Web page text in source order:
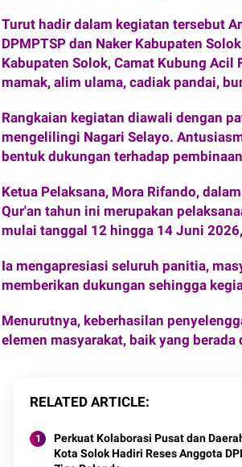
‎Turut hadir dalam kegiatan tersebut
DPMPTSP dan Naker Kabupaten
Kabupaten Solok, Camat Kubung
mamak, alim ulama, cadiak pandai,
‎Rangkaian kegiatan diawali dengan
mengelilingi Nagari Selayo.
bentuk dukungan terhadap
‎Ketua Pelaksana, Mora Rifando,
Qur'an tahun ini merupakan
mulai tanggal 12 hingga 14 Juni
‎Ia mengapresiasi seluruh panitia,
memberikan dukungan sehingga
Menurutnya, keberhasilan
elemen masyarakat, baik yang
RELATED ARTICLE
Perkuat Kolaborasi Pusat dan
Kota Solok Hadiri Reses Anggota